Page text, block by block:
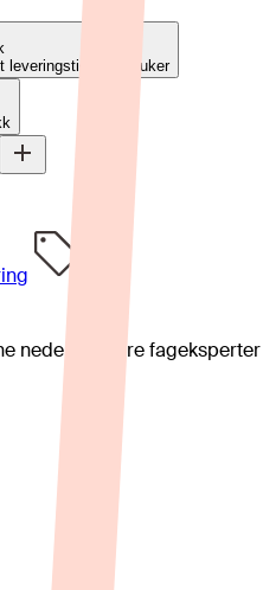
leveringstid: 10-12 uker
nedenfor. Våre fageksperter